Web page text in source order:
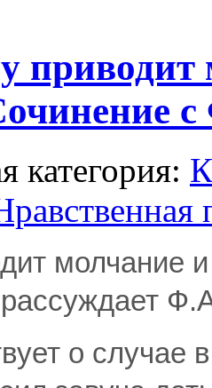
категория:
молчание
о случае